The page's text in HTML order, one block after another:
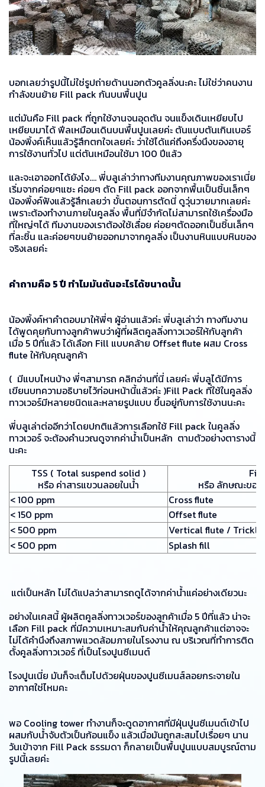
บอกเลยว่ารูปนี้ไม่ใช่รูปถ่ายด้านนอกตัวคูลลิ่งนะคะ ไม่ใช่ว่าคนงาน
กำลังขนย้าย Fill pack กันบนพื้นปูน
แต่มันคือ Fill pack ที่ถูกใช้งานจนอุดตัน จนแข็งเดินเหยียบไป
เหยียบมาได้ ฟีลเหมือนเดินบนพื้นปูนเลยค่ะ ตันแบบตันเกินเบอร์
น้องพิ้งค์เห็นแล้วรู้สึกตกใจเลยค่ะ ว่าใช้ได้แค่ถึงครึ่งนึงของอายุ
การใช้งานทั่วไป แต่ตันเหมือนใช้มา 100 ปีแล้ว
และจะเอาออกได้ยังไง.... พี่บลูเล่าว่าทางทีมงานคุณภาพของเราเนี่ย
เริ่มจากค่อยๆแซะ ค่อยๆ ตัด Fill pack ออกจากพื้นเป็นชิ้นเล็กๆ
น้องพิ้งค์ฟังแล้วรู้สึกเลยว่า ขั้นตอนการตัดนี่ ดูวุ่นวายมากเลยค่ะ
เพราะต้องทำงานภายในคูลลิ่ง พื้นที่มีจำกัดไม่สามารถใช้เครื่องมือ
ที่ใหญ่ๆได้ ทีมงานของเราต้องใช้เลื่อย ค่อยๆตัดออกเป็นชิ้นเล็กๆ
ที่ละชิ้น และค่อยๆขนย้ายออกมาจากคูลลิ่ง เป็นงานหินแบบหินของ
จริงเลยค่ะ
คำถามคือ 5 ปี ทำไมมันตันอะไรได้ขนาดนั้น
น้องพิ้งค์หาคำตอบมาให้พี่ๆ ผู้อ่านแล้วค่ะ พี่บลูเล่าว่า ทางทีมงาน
ได้พูดคุยกับทางลูกค้าพบว่าผู้ที่ผลิตคูลลิ่งทาวเวอร์ให้กับลูกค้า
เมื่อ 5 ปีที่แล้ว ได้เลือก Fill แบบคล้าย Offset flute ผสม Cross
flute ให้กับคุณลูกค้า
( มีแบบไหนบ้าง พี่ๆสามารถ คลิกอ่านที่นี่ เลยค่ะ พี่บลูได้มีการ
เขียนบทความอธิบายไว้ก่อนหน้านี้แล้วค่ะ )Fill Pack ที่ใช้ในคูลลิ่ง
ทาวเวอร์มีหลายชนิดและหลายรูปแบบ ขึ้นอยู่กับการใช้งานนะคะ
พี่บลูเล่าต่ออีกว่าโดยปกติแล้วการเลือกใช้ Fill pack ในคูลลิ่ง
ทาวเวอร์ จะต้องคำนวณดูจากค่าน้ำเป็นหลัก ตามตัวอย่างตารางนี้
นะคะ
TSS ( Total suspend solid )
หรือ ค่าสารแขวนลอยในน้ำ
Fill
หรือ ลักษณะของ
< 100 ppm
Cross flute
< 150 ppm
Offset flute
< 500 ppm
Vertical flute /
< 500 ppm
Splash fill
แต่เป็นหลัก ไม่ได้แปลว่าสามารถดูได้จากค่าน้ำแค่อย่างเดียวนะ
อย่างในเคสนี้ ผู้ผลิตคูลลิ่งทาวเวอร์ของลูกค้าเมื่อ 5 ปีที่แล้ว น่าจะ
เลือก Fill pack ที่มีความเหมาะสมกับค่าน้ำให้คุณลูกค้าแต่อาจจะ
ไม่ได้คำนึงถึงสภาพแวดล้อมภายในโรงงาน ณ บริเวณที่ทำการติด
ตั้งคูลลิ่งทาวเวอร์ ที่เป็นโรงปูนซีเมนต์
โรงปูนเนี่ย มันก็จะเต็มไปด้วยฝุ่นของปูนซีเมนส์ลอยกระจายใน
อากาศใช่ไหมคะ
พอ Cooling tower ทำงานก็จะดูดอากาศที่มีฝุ่นปูนซีเมนต์เข้าไป
ผสมกับน้ำจับตัวเป็นก้อนแข็ง แล้วเมื่อมันถูกสะสมไปเรื่อยๆ นาน
วันเข้าจาก Fill Pack ธรรมดา ก็กลายเป็นพื้นปูนแบบสมบูรณ์ตาม
รูปนี้เลยค่ะ